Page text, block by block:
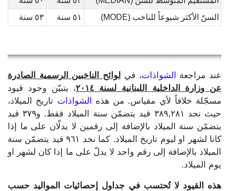
السنّ الأكثر شيوعاً للناخب (MODE)
٥١ سنة ٥٣ سنة
عند مراجعة الشواذات، في لوائح الناخبين الرسمية الصادرة
عن وزارة الداخلية اللبنانية لسنة ٢٠١٤
، يتبيّن وجود قيود
مسجّلة خلافاً لأي مقياس. من هذه
الشواذات تاريخ الميلاد،
حيث نجد ٣٨٩,٢٨١ قيد يتضمّن سنة الميلاد فقط. و٣٧٩ قيد
يتضمّن سنة الميلاد بالإضافة إلى رقمين لا يدلّان على ما إذا
كانا لشهر او ليوم تاريخ الميلاد. كما نجد ٩٦١ قيد يتضمّن سنة
الميلاد بالإضافة إلى رقم واحد لا يدلّ على ما إذا كان لشهر او
يوم الميلاد.
هذه القيود لا تُحتسب في جداول إحصائيات المواليد حسب